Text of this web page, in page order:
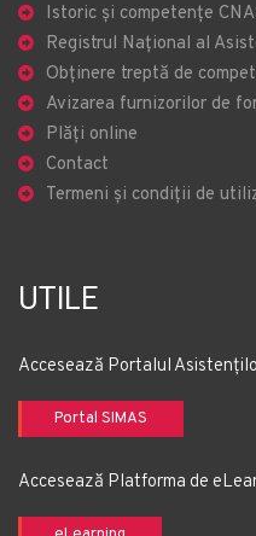
Istoric și competențe
Registrul Național al
Obținere treptă de
Avizarea furnizorilor de
Plăți online
Contact
Termeni și condiții de
UTILE
Accesează Portalul
Portal SIMAS
Accesează Platforma de